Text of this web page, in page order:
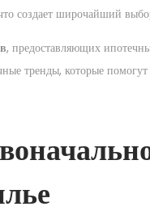
создает широчайший
, предоставляющих
тренды, которые